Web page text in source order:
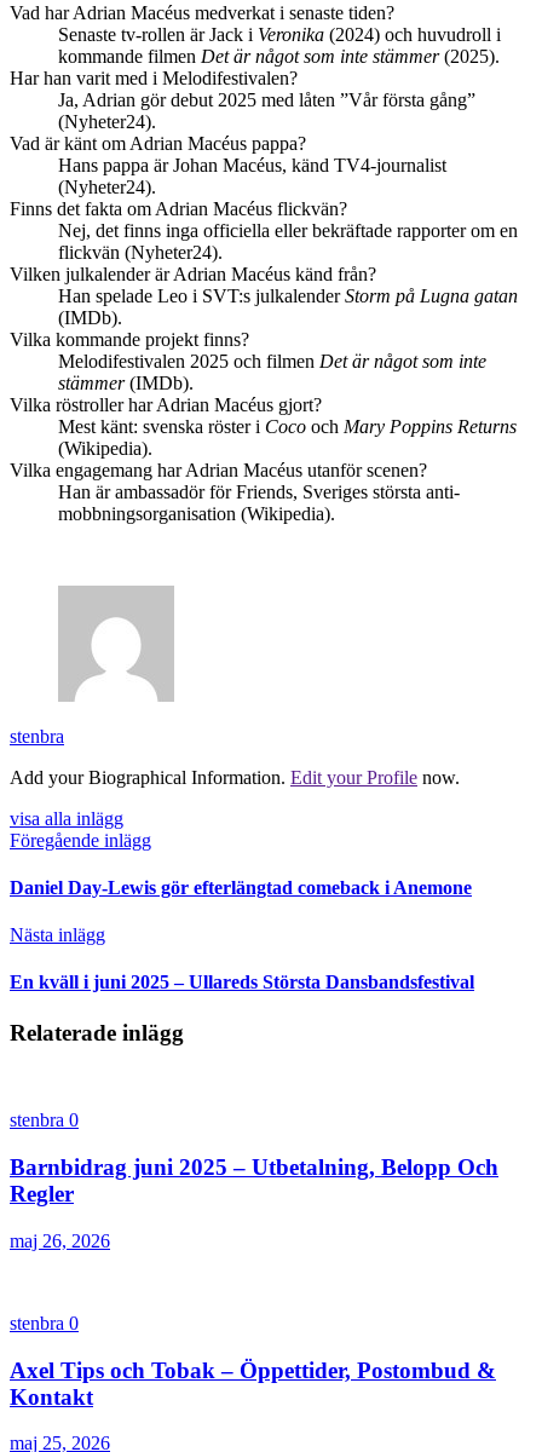
Vad har Adrian Macéus medverkat i senaste tiden?
Senaste tv-rollen är Jack i Veronika (2024) och huvudroll i
kommande filmen Det är något som inte stämmer(2025).
Har han varit med i Melodifestivalen?
Ja, Adrian gör debut 2025 med låten ”Vår första gång”
(Nyheter24).
Vad är känt om Adrian Macéus pappa?
Hans pappa är Johan Macéus, känd TV4-journalist
(Nyheter24).
Finns det fakta om Adrian Macéus flickvän?
Nej, det finns inga officiella eller bekräftade rapporter om en
flickvän (Nyheter24).
Vilken julkalender är Adrian Macéus känd från?
Han spelade Leo i SVT:s julkalenderStorm på Lugna gatan
(IMDb).
Vilka kommande projekt finns?
Melodifestivalen 2025 och filmen Det är något som inte
stämmer(IMDb).
Vilka röstroller har Adrian Macéus gjort?
Mest känt: svenska röster i Coco och Mary Poppins Returns
(Wikipedia).
Vilka engagemang har Adrian Macéus utanför scenen?
Han är ambassadör för Friends, Sveriges största anti-
mobbningsorganisation (Wikipedia).
stenbra
Add your Biographical Information. Edit your Profile now.
visa alla inlägg
Föregående inlägg
Daniel Day-Lewis gör efterlängtad comeback i Anemone
Nästa inlägg
En kväll i juni 2025 – Ullareds Största Dansbandsfestival
Relaterade inlägg
stenbra 0
Barnbidrag juni 2025 – Utbetalning, Belopp Och
Regler
maj 26, 2026
stenbra 0
Axel Tips och Tobak – Öppettider, Postombud &
Kontakt
maj 25, 2026